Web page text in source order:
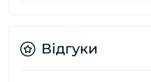
Відгуки